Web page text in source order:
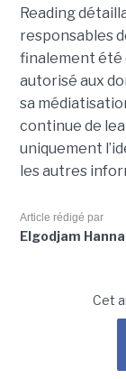
Reading
responsables
finalement été
autorisé aux
sa
continue de
uniquement
les autres
Article rédigé par
Elgodjam Hanna
Cet